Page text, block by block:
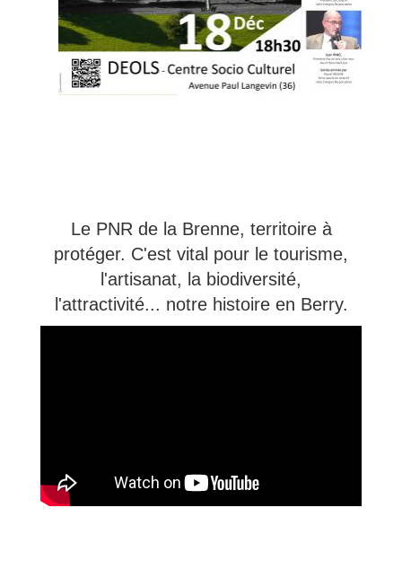
Le PNR de la Brenne, territoire à
protéger. C'est vital pour le tourisme,
l'artisanat, la biodiversité,
l'attractivité... notre histoire en Berry.